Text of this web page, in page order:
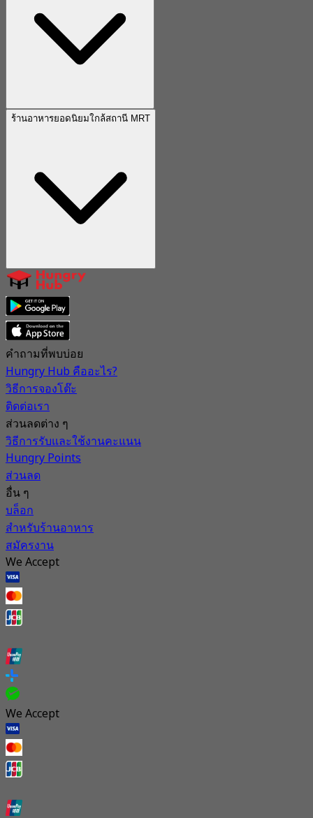
ร้านอาหารยอดนิยมใกล้สถานี MRT
คำถามที่พบบ่อย
Hungry Hub คืออะไร?
วิธีการจองโต๊ะ
ติดต่อเรา
ส่วนลดต่าง ๆ
วิธีการรับและใช้งานคะแนน
Hungry Points
ส่วนลด
อื่น ๆ
บล็อก
สำหรับร้านอาหาร
สมัครงาน
We Accept
We Accept